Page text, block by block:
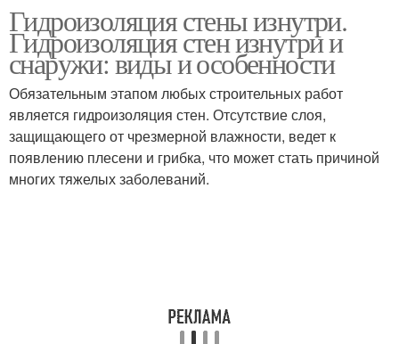
Гидроизоляция стены изнутри.
Гидроизоляция стен изнутри и
снаружи: виды и особенности
Обязательным этапом любых строительных работ
является гидроизоляция стен. Отсутствие слоя,
защищающего от чрезмерной влажности, ведет к
появлению плесени и грибка, что может стать причиной
многих тяжелых заболеваний.